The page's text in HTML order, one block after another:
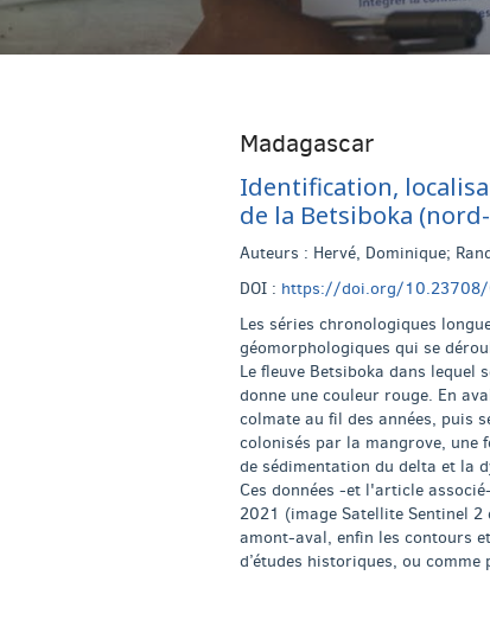
Madagascar
Identification,
de la Betsiboka
Auteurs : Hervé, Dominique;
DOI : https://doi.org/10.23708/
Les séries chronologiques
géomorphologiques qui se
Le fleuve Betsiboka dans
donne une couleur rouge. En
colmate au fil des années, puis
colonisés par la mangrove, une
de sédimentation du delta et la
Ces données -et l'article
2021 (image Satellite Sentinel
amont-aval, enfin les contours
d’études historiques, ou